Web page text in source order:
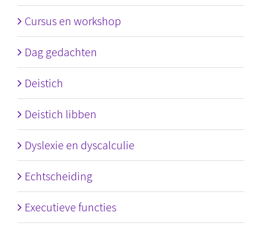
Cursus en workshop
Dag gedachten
Deistich
Deistich libben
Dyslexie en dyscalculie
Echtscheiding
Executieve functies